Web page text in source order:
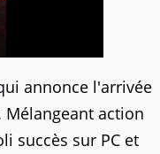
annonce l'arrivée
Mélangeant action
succès sur PC et